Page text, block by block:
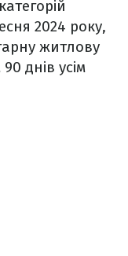
2024 року,
житлову
днів усім